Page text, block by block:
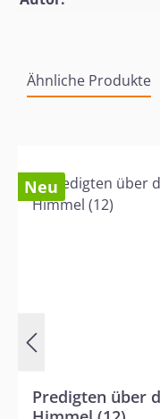
Ähnliche Produkte
Neu
Predigten über